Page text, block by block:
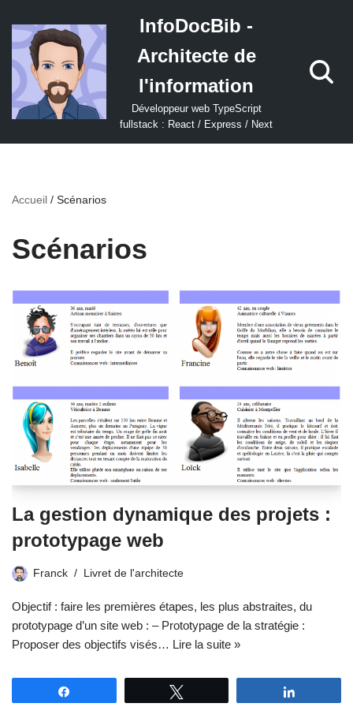
Aller
au
contenu
InfoDocBib -
Architecte de
l'information
Développeur web TypeScript
fullstack : React / Express / Next
Accueil / Scénarios
Scénarios
La gestion dynamique des projets :
prototypage web
Franck Livret de l'architecte
Objectif : faire les premières étapes, les plus abstraites, du
prototypage d’un site web : – Prototypage de la stratégie :
Proposer des objectifs visés… Lire la suite »